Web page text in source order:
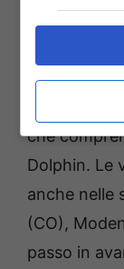
Duplice
Lo store in
dal vivo di
che
Dolphin. Le
anche nelle
(CO),
passo in